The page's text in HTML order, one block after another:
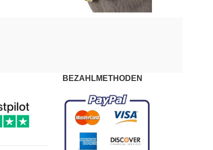
BEZAHLMETHODEN